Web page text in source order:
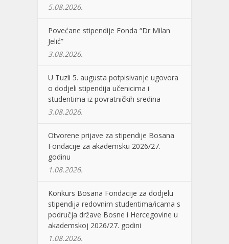
5.08.2026.
Povećane stipendije Fonda “Dr Milan
Jelić”
3.08.2026.
U Tuzli 5. augusta potpisivanje ugovora
o dodjeli stipendija učenicima i
studentima iz povratničkih sredina
3.08.2026.
Otvorene prijave za stipendije Bosana
Fondacije za akademsku 2026/27.
godinu
1.08.2026.
Konkurs Bosana Fondacije za dodjelu
stipendija redovnim studentima/icama s
područja države Bosne i Hercegovine u
akademskoj 2026/27. godini
1.08.2026.